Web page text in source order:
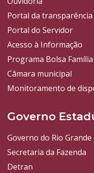
Portal da transparência
Portal do Servidor
Acesso à Informação
Programa Bolsa Família
Câmara municipal
Monitoramento de
Governo
Governo do Rio Grande
Secretaria da Fazenda
Detran